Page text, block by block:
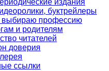
издания
буктрейлеры
профессию
и родителям
читателей
доверия
ссылки